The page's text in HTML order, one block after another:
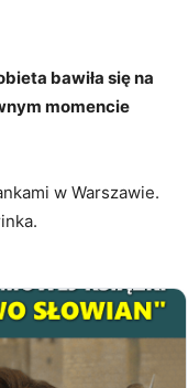
bawiła się na
momencie
w Warszawie.